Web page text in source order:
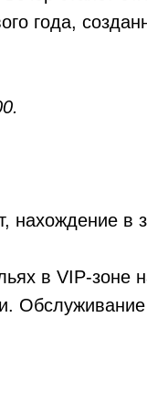
года,
нахождение в
в VIP-зоне